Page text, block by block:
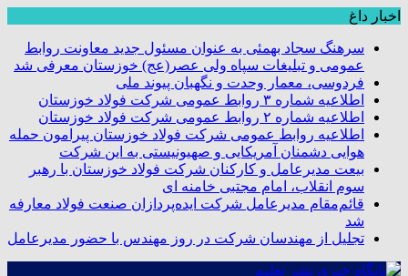
اخبار داغ
سرهنگ سجاد بهمئی به عنوان مسئول جدید معاونت روابط
عمومی و تبلیغات سپاه ولی عصر(عج) خوزستان معرفی شد
فردوسی، معمار وحدت و نگهبان پیوند ملی
اطلاعیه شماره ۳ روابط عمومی شرکت فولاد خوزستان
اطلاعیه شماره ۲ روابط عمومی شرکت فولاد خوزستان
اطلاعیه روابط عمومی شرکت فولاد خوزستان پیرامون حمله
هوایی دشمنان آمریکایی و صهیونیستی به این شرکت
بیعت مدیرعامل و کارکنان شرکت فولاد خوزستان با رهبر
سوم انقلاب، امام مجتبی خامنه ای
قائم‌مقام مدیرعامل شرکت ایده‌پردازان صنعت فولاد معارفه
شد
تجلیل از مهندسان شرکت در روز مهندس با حضور مدیرعامل